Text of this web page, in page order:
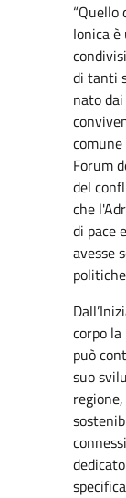
Ionica
di tanti
nato
Forum
del
che
di pace
avesse
corpo
può
suo